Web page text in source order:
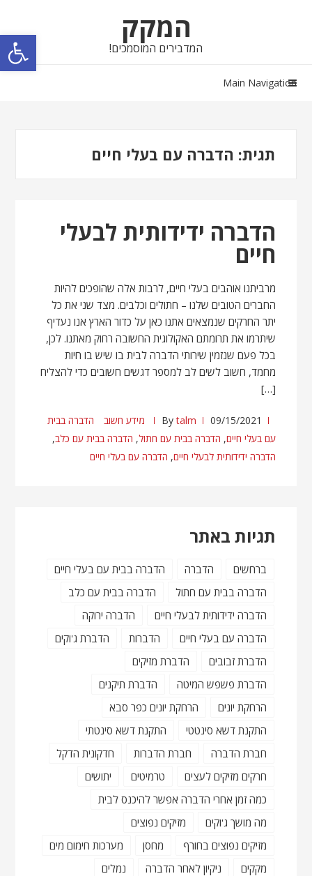
פתח סרגל נגישות המקק
המדבירים המוסמכים!
Main Navigation
תגית: הדברה עם בעלי חיים
הדברה ידידותית לבעלי
חיים
מרביתנו אוהבים בעלי חיים, לרבות אלה שהופכים להיות
החברים הטובים שלנו – חתולים וכלבים. מצד שני את כל
יתר החרקים שנמצאים אתנו כאן על כדור הארץ אנו נעדיף
שיתרמו את תרומתם האקולוגית החשובה רחוק מאתנו. לכן,
בכל פעם שנזמין שירותי הדברה לבית בו שיש בו חיות
מחמד, חשוב לשים לב למספר דגשים חשובים כדי להצליח
[…]
09/15/2021
Bytalm מידע חשוב
הדברה בבית
עם בעלי חיים, הדברה בבית עם חתול, הדברה בבית עם כלב,
הדברה ידידותית לבעלי חיים, הדברה עם בעלי חיים
תגיות באתר
ברחשים הדברה
הדברה בבית עם בעלי חיים
הדברה בבית עם חתול
הדברה בבית עם כלב
הדברה ידידותית לבעלי חיים
הדברה ירוקה
הדברה עם בעלי חיים
הדברות
הדברת ג'וקים
הדברת זבובים
הדברת מזיקים
הדברת פשפש המיטה
הדברת תיקנים
הרחקת יונים
הרחקת יונים כפר סבא
התקנת דשא סינטטי
התקנת דשא סינטתי
חברת הדברה
חברת הדברות
חדקונית הדקל
חרקים מזיקים לעצים
טרמיטים
יתושים
כמה זמן אחרי הדברה אפשר להיכנס לבית
מה מושך ג'וקים
מזיקים נפוצים
מזיקים נפוצים בחורף
מחסן
מערכות חימום מים
מקקים
ניקיון לאחר הדברה
נמלים